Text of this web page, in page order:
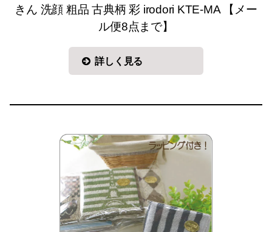
きん 洗顔 粗品 古典柄 彩 irodori KTE-MA 【メー
ル便8点まで】
詳しく見る